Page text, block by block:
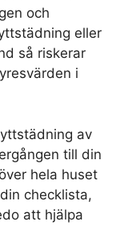
och
eller
så riskerar
i
av
till din
hela huset
checklista,
att hjälpa